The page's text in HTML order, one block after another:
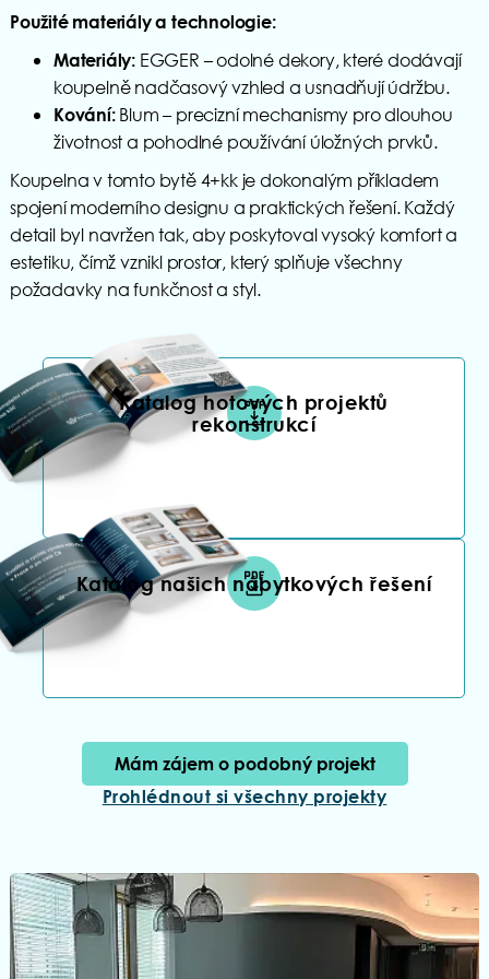
Použité materiály a technologie:
Materiály:EGGER – odolné dekory, které dodávají
koupelně nadčasový vzhled a usnadňují údržbu.
Kování:Blum – precizní mechanismy pro dlouhou
životnost a pohodlné používání úložných prvků.
Koupelna v tomto bytě 4+kk je dokonalým příkladem
spojení moderního designu a praktických řešení. Každý
detail byl navržen tak, aby poskytoval vysoký komfort a
estetiku, čímž vznikl prostor, který splňuje všechny
požadavky na funkčnost a styl.
Katalog hotových projektů
rekonstrukcí
Katalog našich nábytkových řešení
⁠Mám zájem o podobný projekt
Prohlédnout si všechny projekty